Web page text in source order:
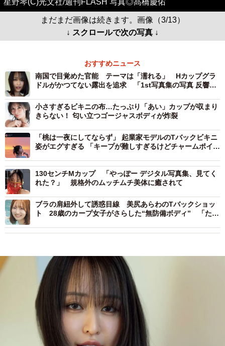
星野琴(C)光文社/週刊FLASH 写真◎髙橋慶佑
まだまだ画像は続きます。画像（3/13）
↓ スクロールで次の写真 ↓
おすすめニュース
南国で目覚めた官能 テーマは「濡れる」 Hカップグラ
ドルがかつてない露出を追求 「1st写真集の写真 反響あ
小さすぎるビキニの布…たっぷり「あい」カップが収まり
きらない！ 匂い立つゴージャスボディが炸裂
「桃は一夜にしてならず」 起業家モデルのTバックビキニ
姿がエグすぎる 「キープが難しすぎるけどチャームポイン
論”にファン納得
130センチMカップ 「やっぽー デジタル写真集、見てく
れた？」 規格外のムッチムチ美体に癒されて
ブラの肩紐外して誘惑目線 美尻あらわのTバックショッ
ト 28歳のカープ女子がさらした“無防備ボディ” 「たく